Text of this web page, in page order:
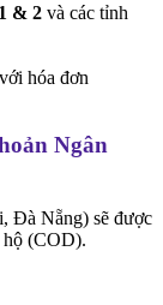
& 2 và các tỉnh
với hóa đơn
Ngân
Đà Nẵng) sẽ được
hộ (COD).